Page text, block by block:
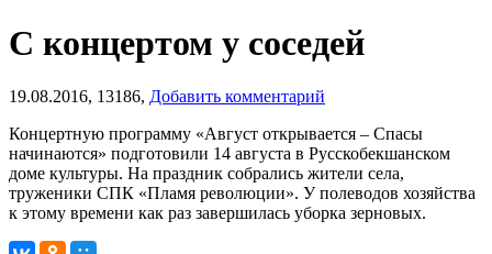
С концертом у соседей
19.08.2016, 13186, Добавить комментарий
Концертную программу «Август открывается – Спасы
начинаются» подготовили 14 августа в Русскобекшанском
доме культуры. На праздник собрались жители села,
труженики СПК «Пламя революции». У полеводов хозяйства
к этому времени как раз завершилась уборка зерновых.